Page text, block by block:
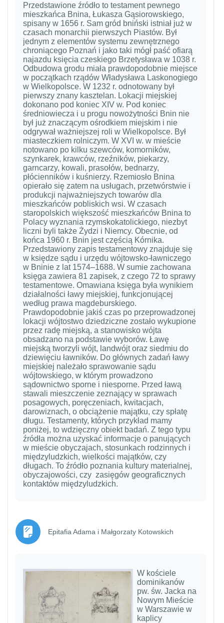
Przedstawione źródło to testament pewnego
mieszkańca Bnina, Łukasza Gąsiorowskiego,
spisany w 1656 r. Sam gród bniński istniał już w
czasach monarchii pierwszych Piastów. Był
jednym z elementów systemu zewnętrznego
chroniącego Poznań i jako taki mógł paść ofiarą
najazdu księcia czeskiego Brzetysława w 1038 r.
Odbudowa grodu miała prawdopodobnie miejsce
w początkach rządów Władysława Laskonogiego
w Wielkopolsce. W 1232 r. odnotowany był
pierwszy znany kasztelan. Lokacji miejskiej
dokonano pod koniec XIV w. Pod koniec
średniowiecza i u progu nowożytności Bnin nie
był już znaczącym ośrodkiem miejskim i nie
odgrywał ważniejszej roli w Wielkopolsce. Był
miasteczkiem rolniczym. W XVI w. w mieście
notowano po kilku szewców, komorników,
szynkarek, krawców, rzeźników, piekarzy,
garncarzy, kowali, prasołów, bednarzy,
płócienników i kuśnierzy. Rzemiosło Bnina
opierało się zatem na usługach, przetwórstwie i
produkcji najważniejszych towarów dla
mieszkańców pobliskich wsi. W czasach
staropolskich większość mieszkańców Bnina to
Polacy wyznania rzymskokatolickiego, niezbyt
liczni byli także Żydzi i Niemcy. Obecnie, od
końca 1960 r. Bnin jest częścią Kórnika.
Przedstawiony zapis testamentowy znajduje się
w księdze sądu i urzędu wójtowsko-ławniczego
w Bninie z lat 1574–1688. W sumie zachowana
księga zawiera 81 zapisek, z czego 72 to sprawy
testamentowe. Omawiana księga była wynikiem
działalności ławy miejskiej, funkcjonującej
według prawa magdeburskiego.
Prawdopodobnie jakiś czas po przeprowadzonej
lokacji wójtostwo dziedziczne zostało wykupione
przez radę miejską, a stanowisko wójta
obsadzano na podstawie wyborów. Ławę
miejską tworzyli wójt, landwójt oraz siedmiu do
dziewięciu ławników. Do głównych zadań ławy
miejskiej należało sprawowanie sądu
wójtowskiego, w którym prowadzono
sądownictwo sporne i niesporne. Przed ławą
stawali mieszczenie zeznający w sprawach
posagowych, poręczeniach, kwitacjach,
darowiznach, o obciążenie majątku, czy spłatę
długu. Testamenty, których przykład mamy
poniżej, to wdzięczny obiekt badań. Z tego typu
źródła można uzyskać informacje o panujących
w mieście obyczajach, stosunkach rodzinnych i
międzyludzkich, wielkości majątków, czy
długach. To źródło poznania kultury materialnej,
obyczajowości, czy zasięgów geograficznych
kontaktów międzyludzkich.
Epitafia Adama i Małgorzaty Kotowskich
W kościele
dominikanów
pw. św. Jacka na
Nowym Mieście
w Warszawie w
kaplicy